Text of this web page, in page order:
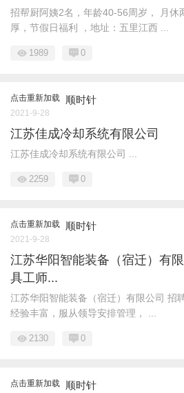
招帮厨阿姨2名，年龄40-56周岁， 月休
厚，节假日福利 ，地址：五里江西 ...
1989 0
点击重新加载 顺时针
2021-9-28
江苏佳成冷却系统有限公司
江苏佳成冷却系统有限公司 ...
2259 0
点击重新加载 顺时针
2021-9-28
江苏华阳智能装备（宿迁）有
具工师...
江苏华阳智能装备（宿迁）有限公司 招
经验丰富，服从领导安排管理， ...
2130 0
点击重新加载 顺时针